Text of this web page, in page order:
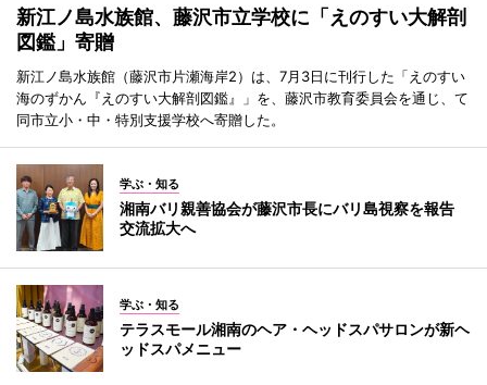
新江ノ島水族館、藤沢市立学校に「えのすい大解剖
図鑑」寄贈
新江ノ島水族館（藤沢市片瀬海岸2）は、7月3日に刊行した「えのすい
海のずかん『えのすい大解剖図鑑』」を、藤沢市教育委員会を通じ、て
同市立小・中・特別支援学校へ寄贈した。
学ぶ・知る
湘南バリ親善協会が藤沢市長にバリ島視察を報告
交流拡大へ
学ぶ・知る
テラスモール湘南のヘア・ヘッドスパサロンが新ヘ
ッドスパメニュー